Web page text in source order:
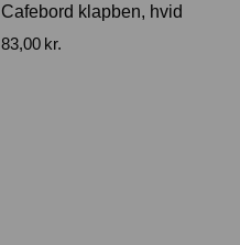
Cafebord klapben, hvid
83,00 kr.